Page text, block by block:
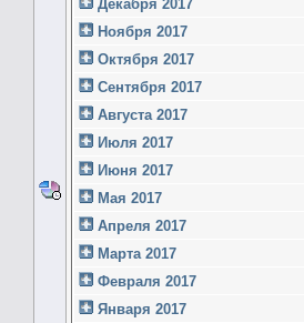
Декабря 2017
Ноября 2017
Октября 2017
Сентября 2017
Августа 2017
Июля 2017
Июня 2017
Мая 2017
Апреля 2017
Марта 2017
Февраля 2017
Января 2017